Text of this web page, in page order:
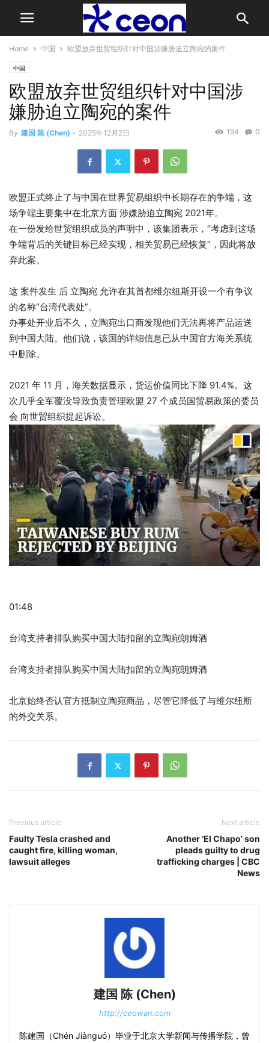
Home 中国 欧盟放弃世贸组织针对中国涉嫌胁迫立陶宛的案件
中国
欧盟放弃世贸组织针对中国涉
嫌胁迫立陶宛的案件
By 建国 陈 (Chen) - 2025年12月2日 0
194
欧盟正式终止了与中国在世界贸易组织中长期存在的争端，这
场争端主要集中在北京方面 涉嫌胁迫立陶宛 2021年。
在一份发给世贸组织成员的声明中，该集团表示，“考虑到这场
争端背后的关键目标已经实现，相关贸易已经恢复”，因此将放
弃此案。
这 案件发生 后 立陶宛 允许在其首都维尔纽斯开设一个有争议
的名称“台湾代表处”。
办事处开业后不久，立陶宛出口商发现他们无法再将产品运送
到中国大陆。他们说，该国的详细信息已从中国官方海关系统
中删除。
2021 年 11 月，海关数据显示，货运价值同比下降 91.4%。这
次几乎全军覆没导致负责管理欧盟 27 个成员国贸易政策的委员
会 向世贸组织提起诉讼。
01:48
台湾支持者排队购买中国大陆扣留的立陶宛朗姆酒
台湾支持者排队购买中国大陆扣留的立陶宛朗姆酒
北京始终否认官方抵制立陶宛商品，尽管它降低了与维尔纽斯
的外交关系。
Previous article
Faulty Tesla crashed and
caught fire, killing woman,
lawsuit alleges
Next article
Another ‘El Chapo’ son
pleads guilty to drug
trafficking charges | CBC
News
建国 陈 (Chen)
http://ceowan.com
陈建国（Chén Jiànguó）毕业于北京大学新闻与传播学院，曾